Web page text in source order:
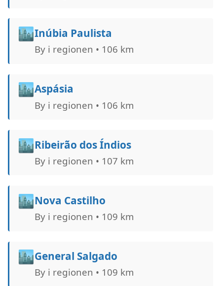
🏙️Inúbia Paulista
By i regionen • 106 km
🏙️Aspásia
By i regionen • 106 km
🏙️Ribeirão dos Índios
By i regionen • 107 km
🏙️Nova Castilho
By i regionen • 109 km
🏙️General Salgado
By i regionen • 109 km